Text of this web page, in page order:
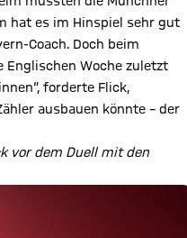
hat es im Hinspiel sehr gut
Coach. Doch beim
Englischen Woche zuletzt
forderte Flick,
ausbauen könnte – der
vor dem Duell mit den